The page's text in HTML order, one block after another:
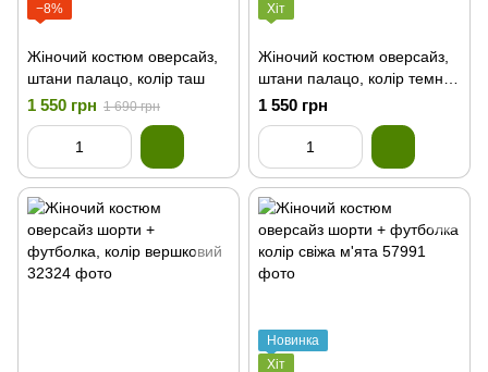
−8%
Жіночий костюм оверсайз,
штани палацо, колір таш
1 550 грн 1 690 грн
Хіт
Жіночий костюм оверсайз,
штани палацо, колір темно-
синій
1 550 грн
Новинка
Хіт